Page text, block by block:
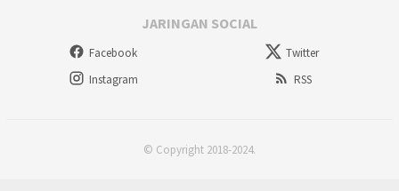
JARINGAN SOCIAL
Facebook
Twitter
Instagram
RSS
© Copyright 2018-2024.